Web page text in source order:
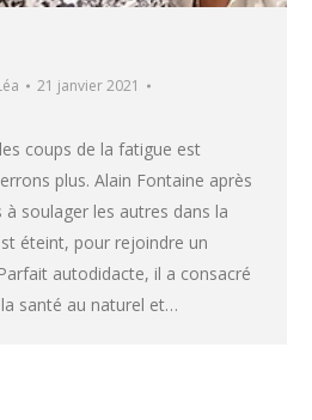
21 janvier 2021
coups de la fatigue est
plus. Alain Fontaine après
à soulager les autres dans la
éteint, pour rejoindre un
autodidacte, il a consacré
la santé au naturel et…